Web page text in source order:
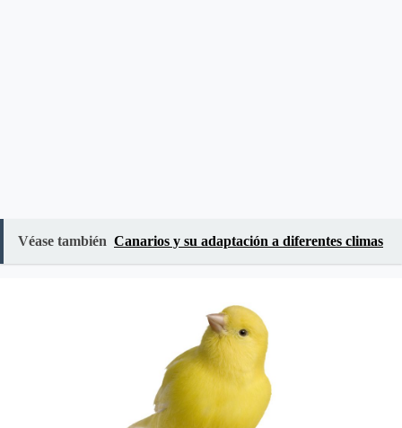
Véase también Canarios y su adaptación a diferentes climas